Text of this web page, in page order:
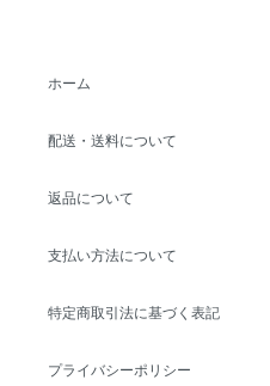
ホーム
配送・送料について
返品について
支払い方法について
特定商取引法に基づく表記
プライバシーポリシー